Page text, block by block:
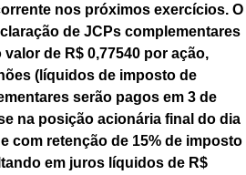
nos próximos exercícios. O
de JCPs complementares
de R$ 0,77540 por ação,
(líquidos de imposto de
serão pagos em 3 de
na posição acionária final do dia
com retenção de 15% de imposto
em juros líquidos de R$